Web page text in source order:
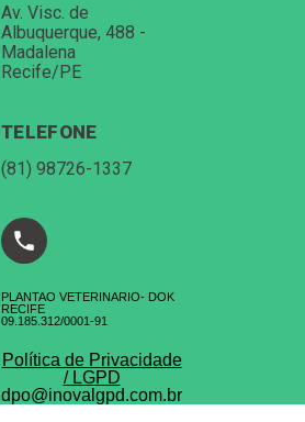
Av. Visc. de
Albuquerque, 488 -
Madalena
Recife/PE
TELEFONE
(81) 98726-1337
PLANTAO VETERINARIO- DOK
RECIFE
⁠09.185.312/0001-91
Política de Privacidade
/ LGPD
dpo@inovalgpd.com.br